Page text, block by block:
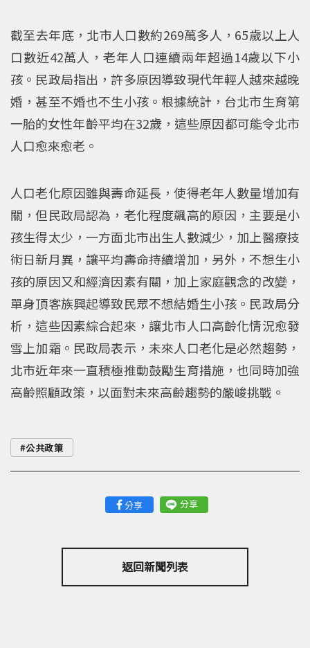
截至去年底，北市人口數約269萬多人，65歲以上人
口數近42萬人，老年人口連續兩年超過14歲以下小
孩。民政局指出，許多原因導致現代年輕人越來越晚
婚，甚至不婚也不生小孩。根據統計，台北市生育第
一胎的女性年齡平均在32歲，這些原因都可能令北市
人口愈來愈老。
人口老化原因雖與壽命延長，使得老年人數量增加有
關，但民政局認為，老化程度飆高的原因，主要是小
孩生得太少，一方面北市出生人數減少，加上醫療技
術日新月異，讓平均壽命持續增加，另外，不想生小
孩的原因又和經濟因素有關，加上家庭觀念的改變，
單身頂客族興起導致民眾不想結婚生小孩。民政局分
析，這些因素綜合起來，讓北市人口高齡化情況愈發
雪上加霜。民政局表示，未來人口老化是必然趨勢，
北市近年來一直積極推動鼓勵生育措施，也同時加強
高齡照顧政策，以面對未來高齡趨勢的嚴峻挑戰。
公共政策
分享 分享
返回新聞列表